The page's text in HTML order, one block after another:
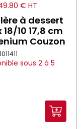
€ HT
à dessert
18/10 17,8 cm
Couzon
sous 2 à 5